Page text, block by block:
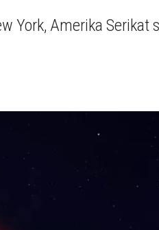
York, Amerika Serikat